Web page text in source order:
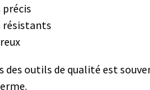
résistants
des outils de qualité est